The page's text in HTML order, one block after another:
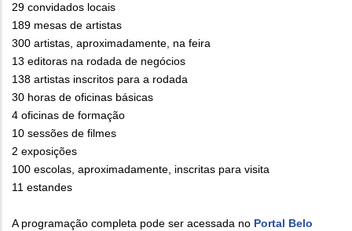
29 convidados locais
189 mesas de artistas
300 artistas, aproximadamente, na feira
13 editoras na rodada de negócios
138 artistas inscritos para a rodada
30 horas de oficinas básicas
4 oficinas de formação
10 sessões de filmes
2 exposições
100 escolas, aproximadamente, inscritas para visita
11 estandes
A programação completa pode ser acessada no Portal Belo